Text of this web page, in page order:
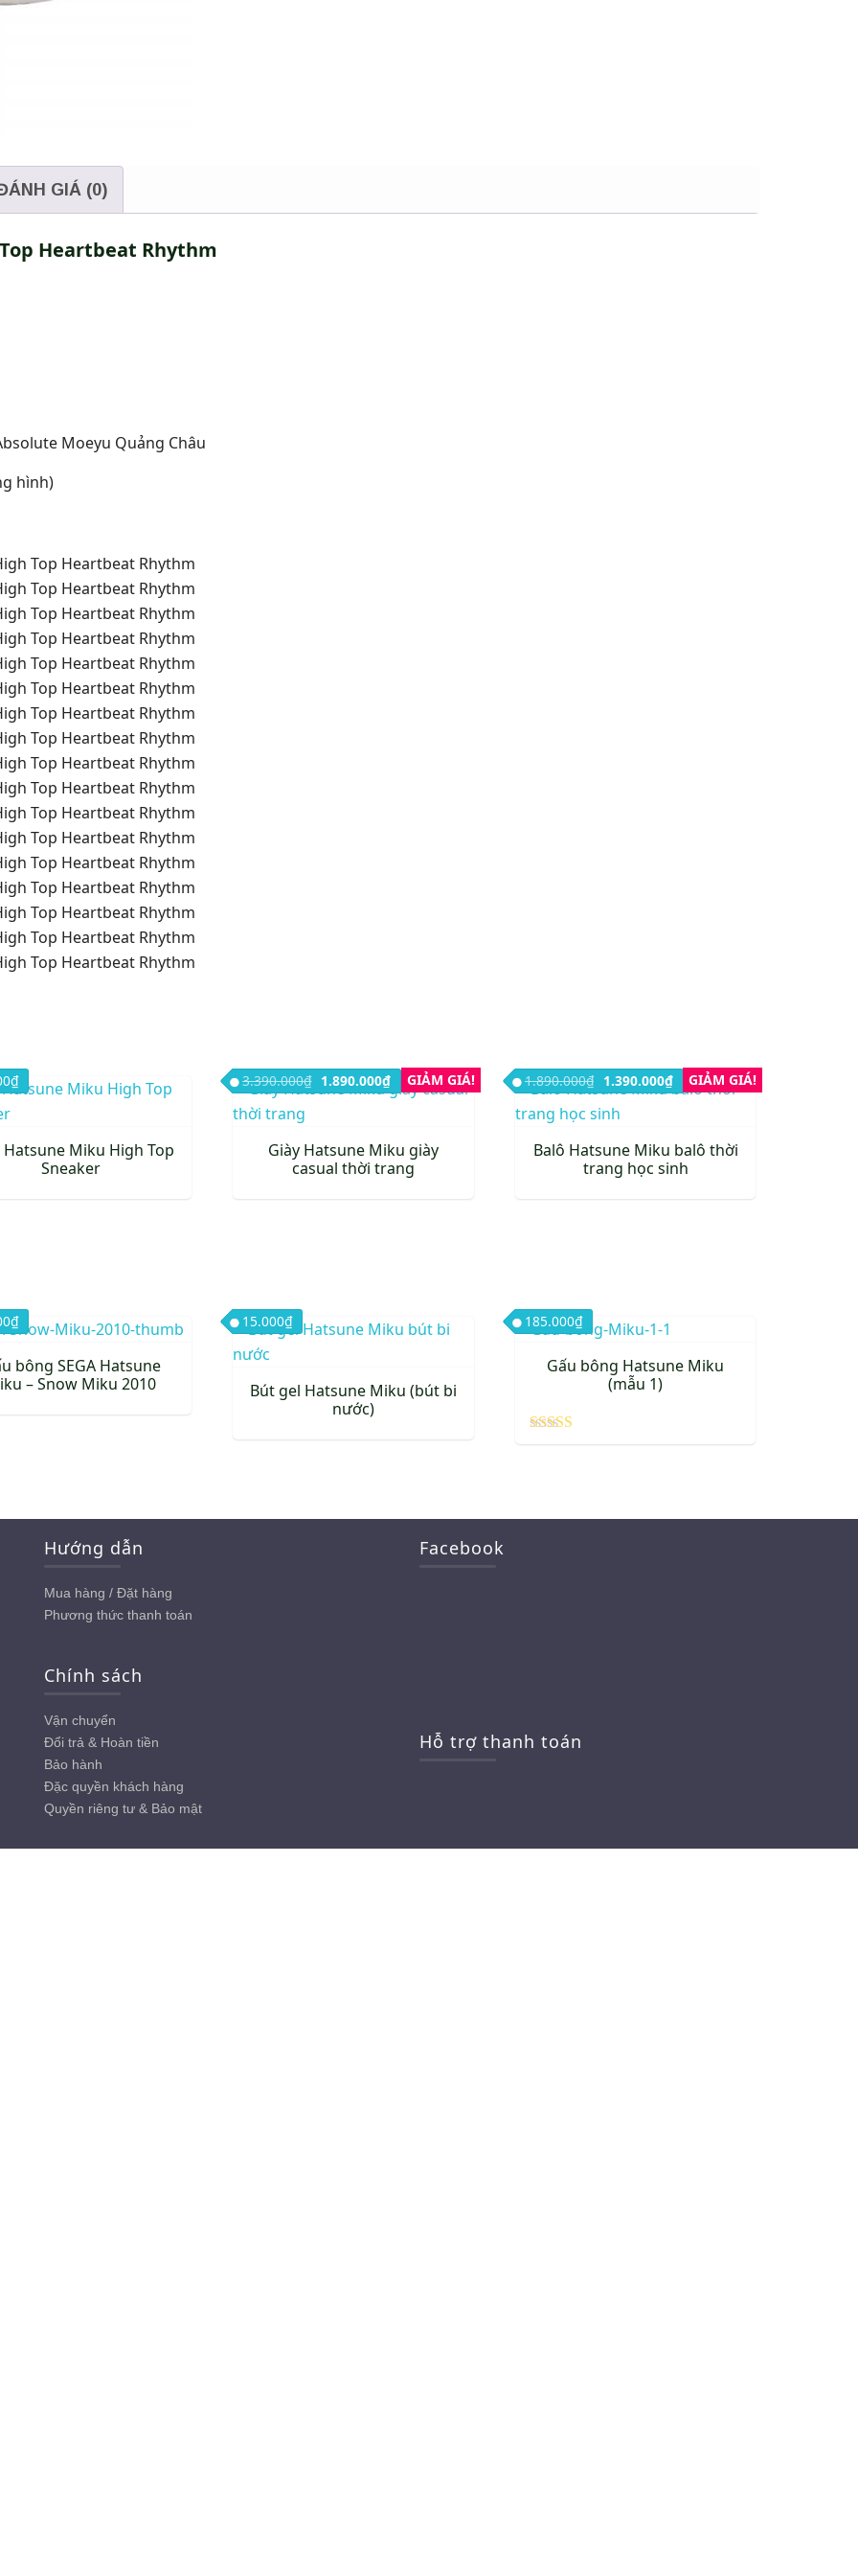
GIÁ (0)
Heartbeat Rhythm
Moeyu Quảng Châu
hình)
Hatsune Miku High Top
Sneaker
₫ GIẢM GIÁ!
Giày Hatsune Miku giày
casual thời trang
3.390.000₫ Giá gốc là: 3.390.000₫.
1.890.000₫Giá hiện tại là: 1.890.000₫.
nhiều
biến
thể.
Các
GIẢM GIÁ!
Balô Hatsune Miku balô thời
trang học sinh
1.890.000₫ Giá gốc là: 1.890.000₫.
1.390.000₫Giá hiện tại là: 1.390.000₫.
bông SEGA Hatsune
– Snow Miku 2010
₫
Bút gel Hatsune Miku (bút bi
nước)
15.000₫
Gấu bông Hatsune Miku
(mẫu 1)
185.000₫
Hướng dẫn
Mua hàng / Đặt hàng
Phương thức thanh toán
Chính sách
Vận chuyển
Đổi trả & Hoàn tiền
Bảo hành
Đặc quyền khách hàng
Quyền riêng tư & Bảo mật
Facebook
Hỗ trợ thanh toán